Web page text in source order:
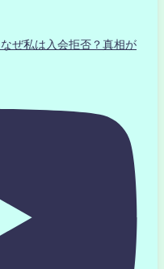
私は入会拒否？真相が